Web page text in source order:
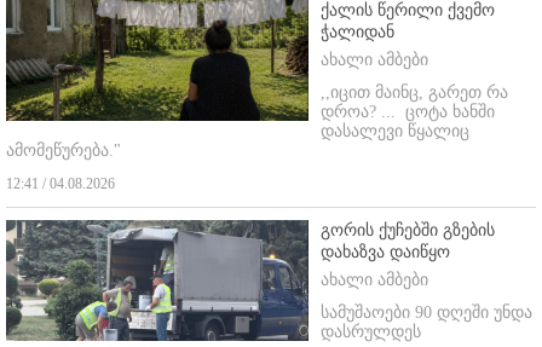
ქალის წერილი ქვემო
ჭალიდან
ახალი ამბები
,,იცით მაინც, გარეთ რა
დროა? ... ცოტა ხანში
დასალევი წყალიც
ამომეწურება."
12:41 / 04.08.2026
გორის ქუჩებში გზების
დახაზვა დაიწყო
ახალი ამბები
სამუშაოები 90 დღეში უნდა
დასრულდეს